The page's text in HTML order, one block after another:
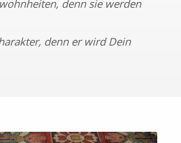
denn sie werden
denn er wird Dein